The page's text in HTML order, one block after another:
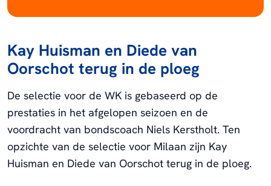
Kay Huisman en Diede van
Oorschot terug in de ploeg
De selectie voor de WK is gebaseerd op de
prestaties in het afgelopen seizoen en de
voordracht van bondscoach Niels Kerstholt. Ten
opzichte van de selectie voor Milaan zijn Kay
Huisman en Diede van Oorschot terug in de ploeg.